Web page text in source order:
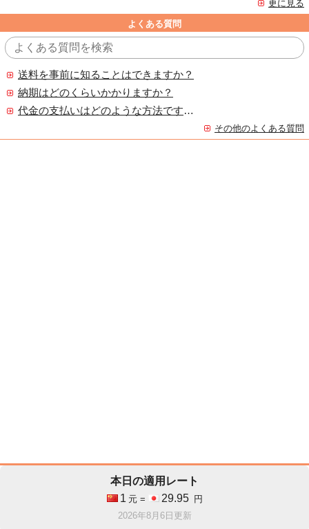
更に見る
よくある質問
送料を事前に知ることはできますか？
納期はどのくらいかかりますか？
代金の支払いはどのような方法ですか？
その他のよくある質問
本日の適用レート
1 元 = 29.95
円
2026年8月6日更新